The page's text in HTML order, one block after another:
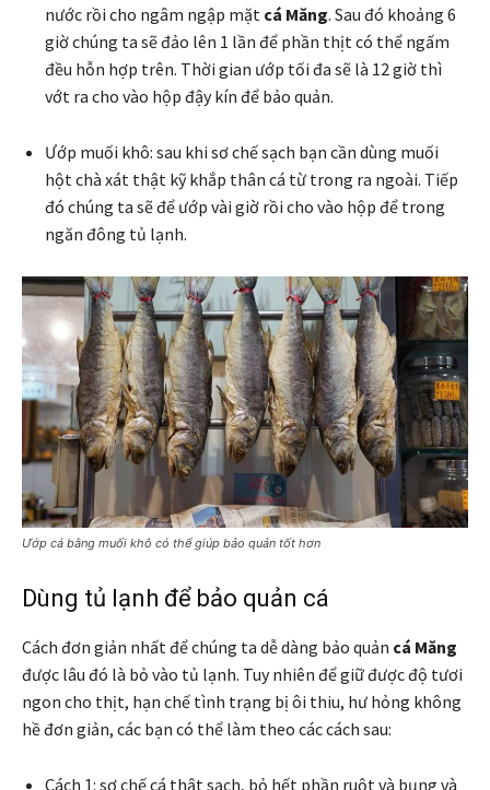
nước rồi cho ngâm ngập mặt cá Măng. Sau đó khoảng 6
giờ chúng ta sẽ đảo lên 1 lần để phần thịt có thể ngấm
đều hỗn hợp trên. Thời gian ướp tối đa sẽ là 12 giờ thì
vớt ra cho vào hộp đậy kín để bảo quản.
Ướp muối khô: sau khi sơ chế sạch bạn cần dùng muối
hột chà xát thật kỹ khắp thân cá từ trong ra ngoài. Tiếp
đó chúng ta sẽ để ướp vài giờ rồi cho vào hộp để trong
ngăn đông tủ lạnh.
Ướp cá bằng muối khô có thể giúp bảo quản tốt hơn
Dùng tủ lạnh để bảo quản cá
Cách đơn giản nhất để chúng ta dễ dàng bảo quản cá Măng
được lâu đó là bỏ vào tủ lạnh. Tuy nhiên để giữ được độ tươi
ngon cho thịt, hạn chế tình trạng bị ôi thiu, hư hỏng không
hề đơn giản, các bạn có thể làm theo các cách sau:
Cách 1: sơ chế cá thật sạch, bỏ hết phần ruột và bụng và